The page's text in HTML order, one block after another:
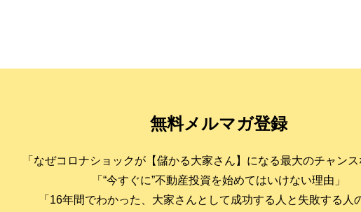
無料メルマガ登録
「なぜコロナショックが【儲かる大家さん】になる最大のチャンス
「“今すぐに”不動産投資を始めてはいけない理由」
「16年間でわかった、大家さんとして成功する人と失敗する人